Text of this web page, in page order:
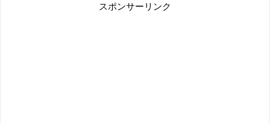
スポンサーリンク